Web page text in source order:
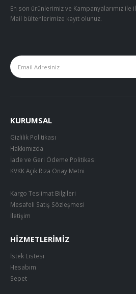
En son ürünlerimiz ve Kampanyalarımız
Mail bültenlerimize kayıt olunuz.
KURUMSAL
Gizlilik Politikası
Hakkımızda
İade ve Geri Ödeme Politikası
KVKK Açık Rıza Onay Metni
Kargo Teslimat Bilgileri
Mesafeli Satış Sözleşmesi
İletişim
HIZMETLERIMIZ
İstek Listesi
Hesabım
Sepet